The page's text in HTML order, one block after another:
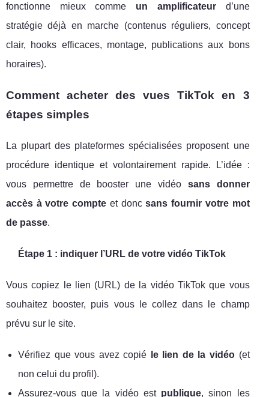
fonctionne mieux comme un amplificateurd’une
stratégie déjà en marche (contenus réguliers, concept
clair, hooks efficaces, montage, publications aux bons
horaires).
Comment acheter des vues TikTok en 3
étapes simples
La plupart des plateformes spécialisées proposent une
procédure identique et volontairement rapide. L’idée :
vous permettre de booster une vidéo sans donner
accès à votre compte et doncsans fournir votre mot
de passe.
Étape 1 : indiquer l’URL de votre vidéo TikTok
Vous copiez le lien (URL) de la vidéo TikTok que vous
souhaitez booster, puis vous le collez dans le champ
prévu sur le site.
Vérifiez que vous avez copié le lien de la vidéo (et
non celui du profil).
Assurez-vous que la vidéo est publique, sinon les